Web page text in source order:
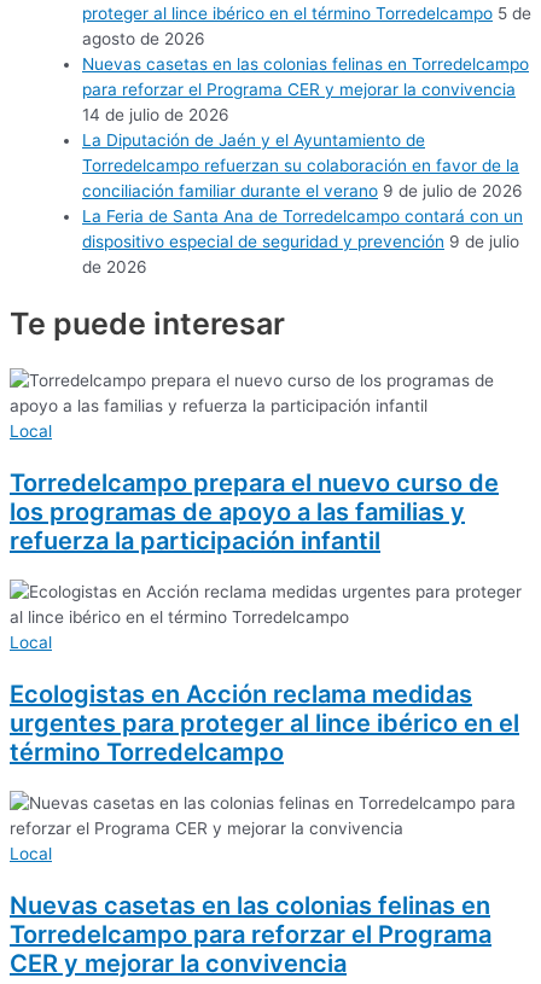
proteger al lince ibérico en el término Torredelcampo 5 de
agosto de 2026
Nuevas casetas en las colonias felinas en Torredelcampo
para reforzar el Programa CER y mejorar la convivencia
14 de julio de 2026
La Diputación de Jaén y el Ayuntamiento de
Torredelcampo refuerzan su colaboración en favor de la
conciliación familiar durante el verano 9 de julio de 2026
La Feria de Santa Ana de Torredelcampo contará con un
dispositivo especial de seguridad y prevención 9 de julio
de 2026
Te puede interesar
Local
Torredelcampo prepara el nuevo curso de
los programas de apoyo a las familias y
refuerza la participación infantil
Local
Ecologistas en Acción reclama medidas
urgentes para proteger al lince ibérico en el
término Torredelcampo
Local
Nuevas casetas en las colonias felinas en
Torredelcampo para reforzar el Programa
CER y mejorar la convivencia